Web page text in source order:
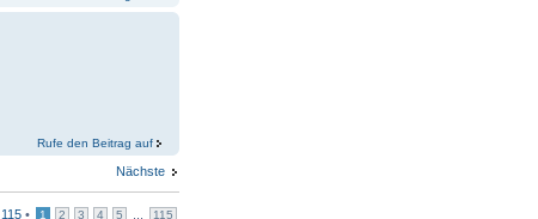
Rufe den Beitrag auf
Nächste
115 • 1 2 3 4 5 115